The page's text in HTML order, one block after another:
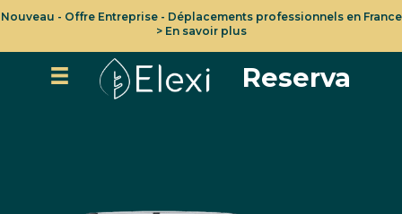
Nouveau - Offre Entreprise - Déplacements professionnels en France
> En savoir plus
Reserva